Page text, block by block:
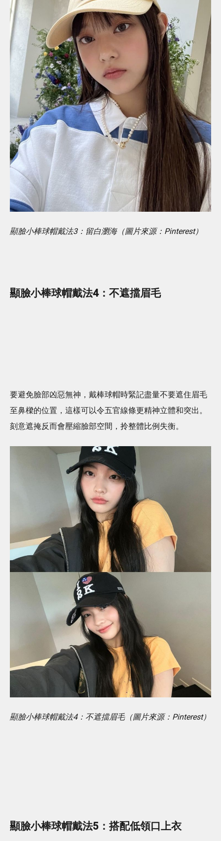
顯臉小棒球帽戴法3：留白瀏海（圖片來源：Pinterest）
顯臉小棒球帽戴法4： 不遮擋眉毛
要避免臉部凶惡無神，戴棒球帽時緊記盡量不要遮住眉毛
至鼻樑的位置，這樣可以令五官線條更精神立體和突出。
刻意遮掩反而會壓縮臉部空間，拎整體比例失衡。
顯臉小棒球帽戴法4：不遮擋眉毛（圖片來源：Pinterest）
顯臉小棒球帽戴法5： 搭配低領口上衣